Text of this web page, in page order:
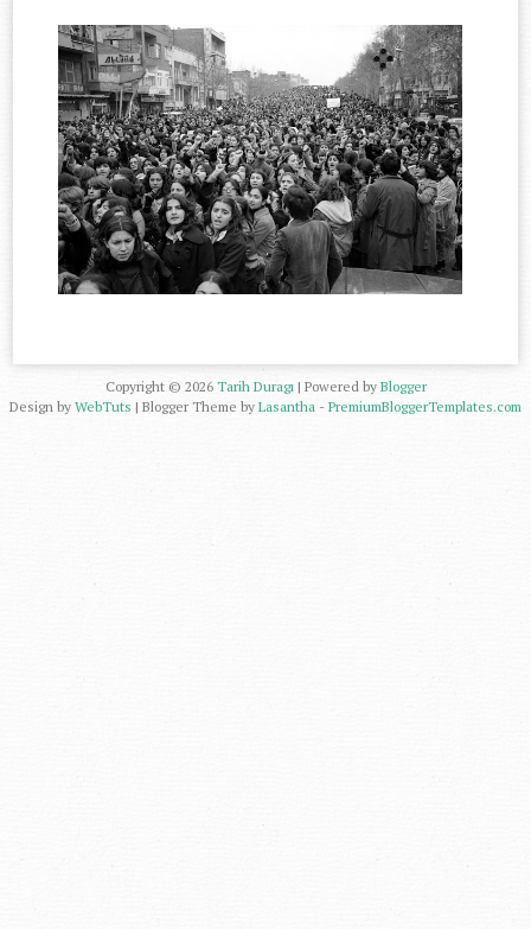
Copyright © 2026 Tarih Duragı| Powered by Blogger
Design by WebTuts | Blogger Theme by Lasantha - PremiumBloggerTemplates.com